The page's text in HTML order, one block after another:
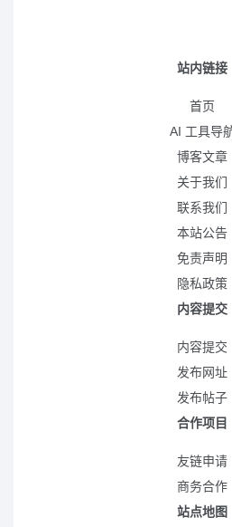
站内链接
首页
AI 工具导
博客文章
关于我们
联系我们
本站公告
免责声明
隐私政策
内容提交
内容提交
发布网址
发布帖子
合作项目
友链申请
商务合作
站点地图